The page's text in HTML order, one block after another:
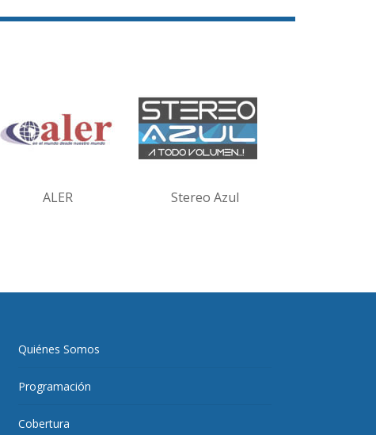
ALER Stereo Azul
Quiénes Somos
Programación
Cobertura